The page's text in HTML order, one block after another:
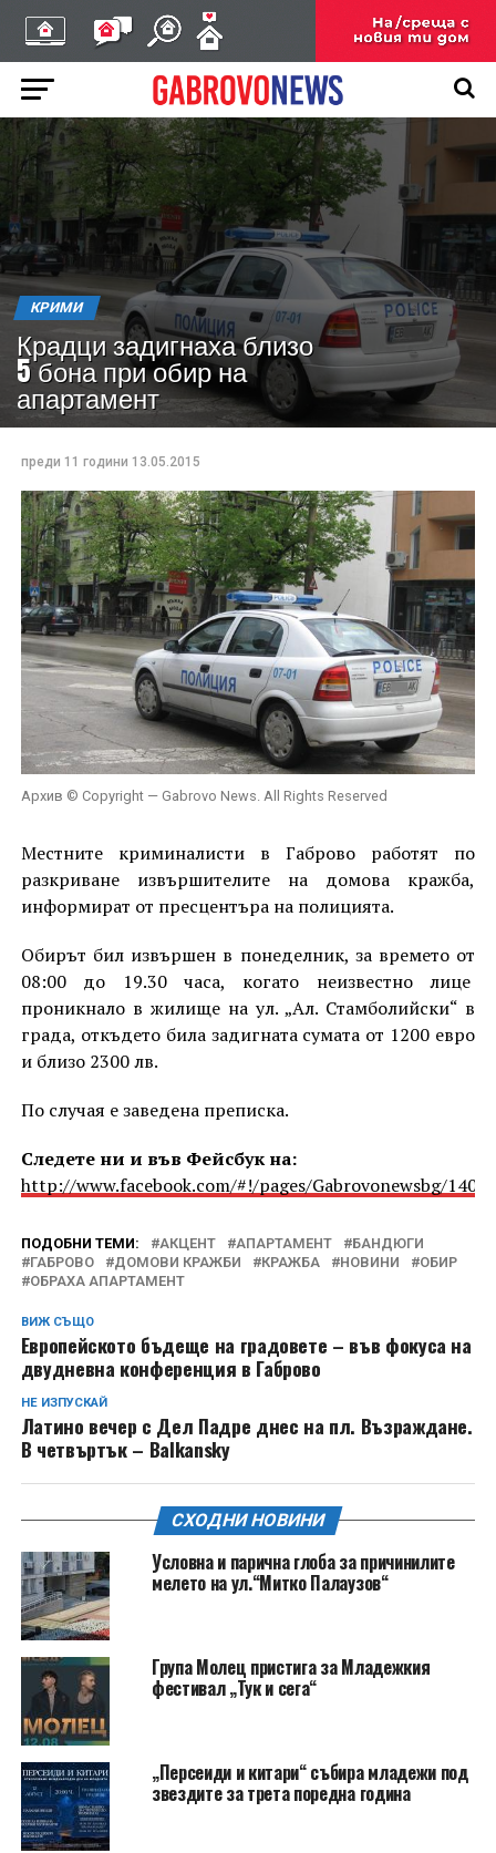
КРИМИ
Крадци задигнаха близо
5 бона при обир на
апартамент
преди 11 години 13.05.2015
Архив © Copyright — Gabrovo News. All Rights Reserved
Местните криминалисти в Габрово работят по
разкриване извършителите на домова кражба,
информират от пресцентъра на полицията.
Обирът бил извършен в понеделник, за времето от
08:00 до 19.30 часа, когато неизвестно лице
проникнало в жилище на ул. „Ал. Стамболийски“ в
града, откъдето била задигната сумата от 1200 евро
и близо 2300 лв.
По случая е заведена преписка.
Следете ни и във Фейсбук на:
http://www.facebook.com/#!/pages/Gabrovonewsbg/
ПОДОБНИ ТЕМИ: АКЦЕНТ АПАРТАМЕНТ
БАНДЮГИ
ГАБРОВО
ДОМОВИ КРАЖБИ КРАЖБА НОВИНИ
ОБИР
ОБРАХА АПАРТАМЕНТ
ВИЖ СЪЩО
Европейското бъдеще на градовете – във фокуса на
двудневна конференция в Габрово
НЕ ИЗПУСКАЙ
Латино вечер с Дел Падре днес на пл. Възраждане.
В четвъртък – Balkansky
СХОДНИ НОВИНИ
Условна и парична глоба за причинилите
мелето на ул.“Митко Палаузов“
Група Молец пристига за Младежкия
фестивал „Тук и сега“
„Персеиди и китари“ събира младежи под
звездите за трета поредна година